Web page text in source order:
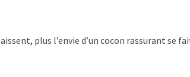
plus l’envie d’un cocon rassurant se